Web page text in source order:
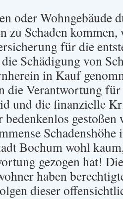
oder Wohngebäude
zu Schaden kommen,
für die
Schädigung von
in Kauf
die Verantwortung für
und die finanzielle
bedenkenlos
Schadenshöhe
Bochum wohl
gezogen hat!
haben
dieser